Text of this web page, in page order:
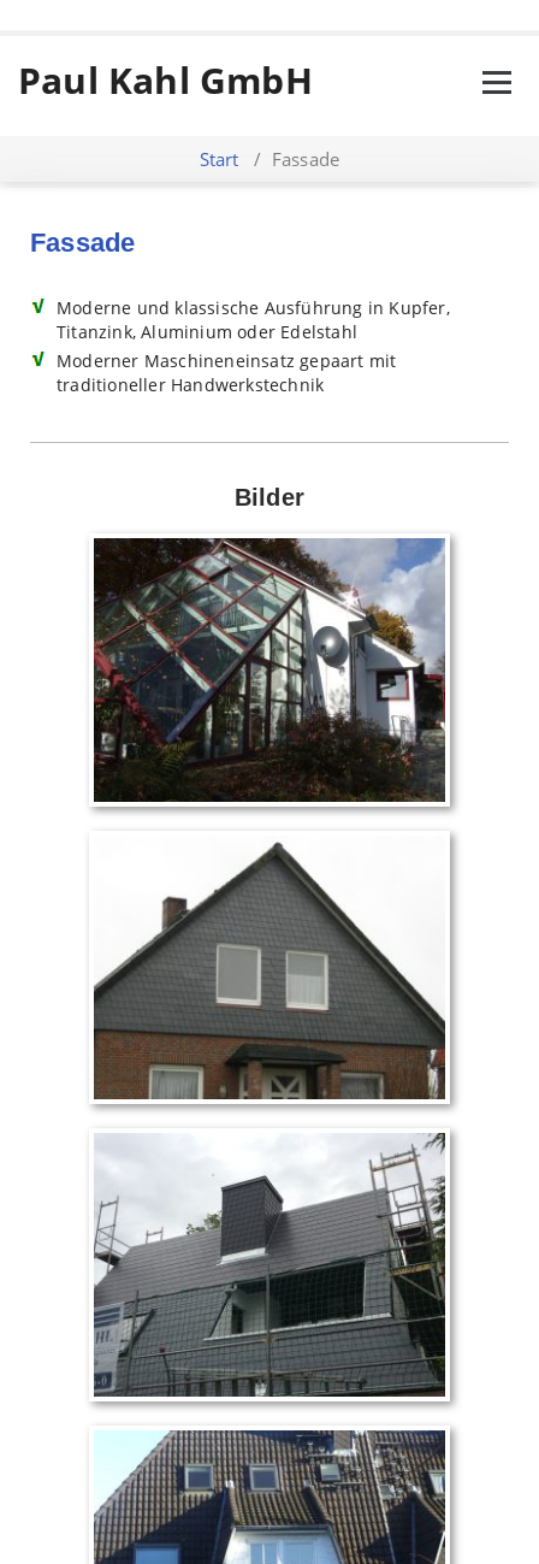
Paul Kahl GmbH
Start / Fassade
Fassade
Moderne und klassische Ausführung in Kupfer,
Titanzink, Aluminium oder Edelstahl
Moderner Maschineneinsatz gepaart mit
traditioneller Handwerkstechnik
Bilder